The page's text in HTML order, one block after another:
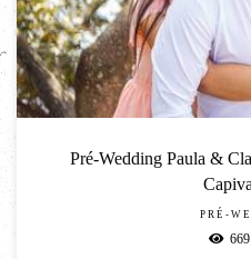
Pré-Wedding Paula &
PRÉ-
669